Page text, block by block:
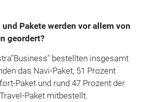
und Pakete werden vor allem von
geordert?
bestellten insgesamt
das Navi-Paket, 51 Prozent
Paket und rund 47 Prozent der
Paket mitbestellt.